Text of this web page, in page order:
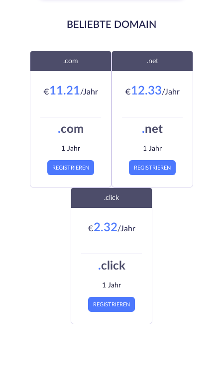
BELIEBTE DOMAIN
.com
€11.21/Jahr
.com
1 Jahr
REGISTRIEREN
.net
€12.33/Jahr
.net
1 Jahr
REGISTRIEREN
.click
€2.32/Jahr
.click
1 Jahr
REGISTRIEREN